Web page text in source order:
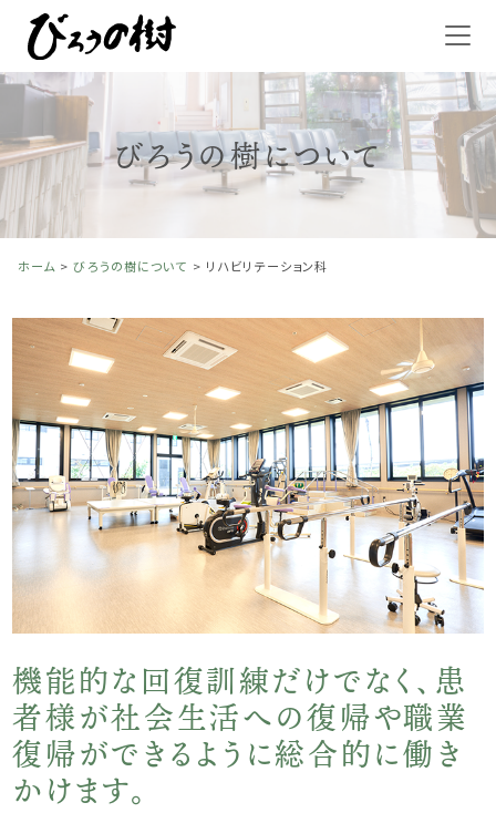
びろうの樹について
ホーム >びろうの樹について > リハビリテーション科
機能的な回復訓練だけでなく、患
者様が社会生活への復帰や職業
復帰ができるように総合的に働き
かけます。